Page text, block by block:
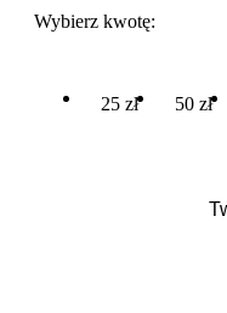
Wybierz kwotę:
25 zł 50 zł